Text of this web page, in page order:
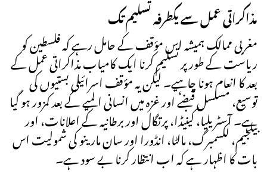
مذاکراتی عمل سے یکطرفہ تسلیم تک
مغربی ممالک ہمیشہ اس مؤقف کے حامل رہے کہ فلسطین کو
ریاست کے طور پر تسلیم کرنا ایک کامیاب مذاکراتی عمل کے
بعد کا انعام ہونا چاہیے۔ لیکن یہ مؤقف اسرائیلی بستیوں کی
توسیع، مسلسل قبضے اور غزہ میں انسانی المیے کے بعد کمزور ہو گیا
ہے۔ آسٹریلیا، کینیڈا، پرتگال اور برطانیہ کے اعلانات، اور
بیلجیم، لکسمبرگ، مالٹا، انڈورا اور سان مارینو کی شمولیت اس
بات کا اظہار ہے کہ اب انتظار کرنا بے سود ہے۔